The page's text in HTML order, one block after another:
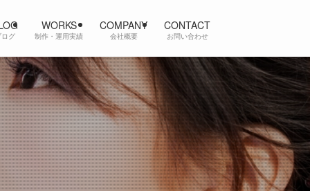
グ
WORKS
制作・運用実績
COMPANY
会社概要
CONTACT
お問い合わせ